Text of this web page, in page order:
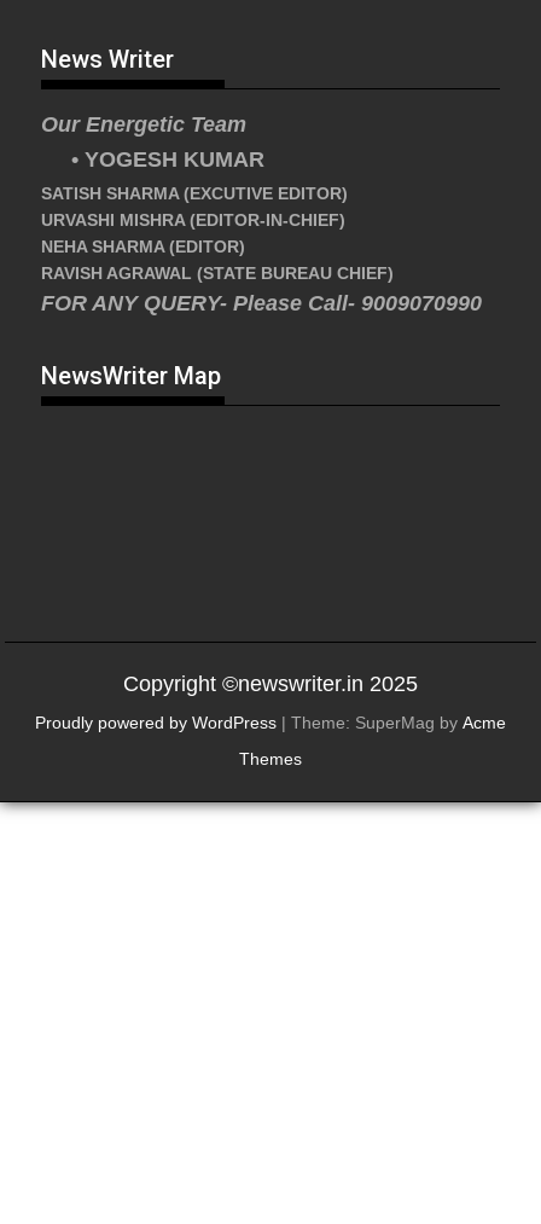
News Writer
Our Energetic Team
• YOGESH KUMAR
SATISH SHARMA (EXCUTIVE EDITOR)
URVASHI MISHRA (EDITOR-IN-CHIEF)
NEHA SHARMA (EDITOR)
RAVISH AGRAWAL (STATE BUREAU CHIEF)
FOR ANY QUERY- Please Call- 9009070990
NewsWriter Map
Copyright ©newswriter.in 2025
Proudly powered by WordPress | Theme: SuperMag by Acme
Themes